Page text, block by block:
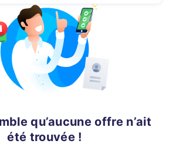
qu’aucune offre n’ait
été trouvée !